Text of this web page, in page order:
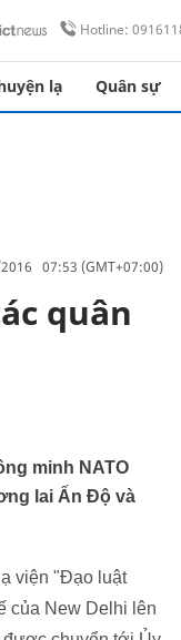
Hotline:
lạ Quân sự
07:53 (GMT+07:00)
quân
minh NATO
lai Ấn Độ và
viện "Đạo luật
của New Delhi lên